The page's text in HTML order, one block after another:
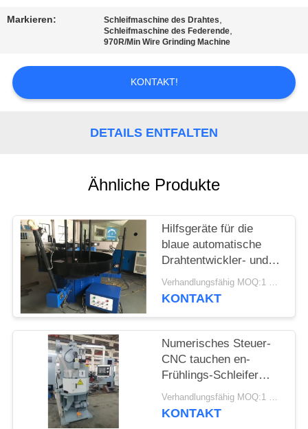
IN
VERBINDUNG
NACHRICHTEN
SITEMAP
PRIVACY
POLICY
Markieren: Schleifmaschine des Drahtes,
Schleifmaschine des Federende,
970R/Min Wire Grinding Machine
KONTAKT!
DETAILS ENTFALTEN
Ähnliche Produkte
Hilfsgeräte für die
blaue automatische
Drahtentwickler- und
FederwicklermaschineVerhandlungsfähig MOQ:1 Satz
KONTAKT
Numerisches Steuer-
CNC tauchen en-
Frühlings-Schleifer
Grinding Machine auf Verhandlungsfähig MOQ:1 Satz
KONTAKT